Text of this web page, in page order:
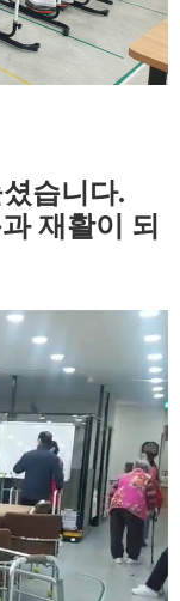
습니다.
재활이 되